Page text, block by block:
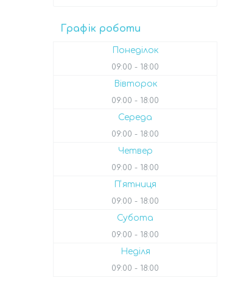
Графік роботи
Понеділок
09:00 18:00
Вівторок
09:00 18:00
Середа
09:00 18:00
Четвер
09:00 18:00
Пʼятниця
09:00 18:00
Субота
09:00 18:00
Неділя
09:00 18:00